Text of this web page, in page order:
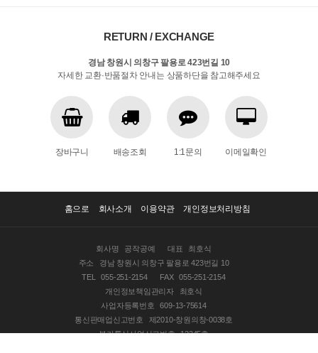
RETURN / EXCHANGE
경남 창원시 의창구 팔용로 423번길 10
자세한 교환·반품절차 안내는 상품하단을 참고해주세요
장바구니 배송조회 1:1문의 이메일확인
홈으로 회사소개 이용약관 개인정보처리방침
회사명 공작공예 대표
최호식
주소
경남 창원시 의창구 팔용로 423번길 10
TEL
055-251-2154 FAX
055-251-2154
개인정보책임관리자
최호식
사업자등록번호
609-13-75614
통신판매업신고번호
제2010-창원의창-0038호
부가통신사업신고번호 12345호